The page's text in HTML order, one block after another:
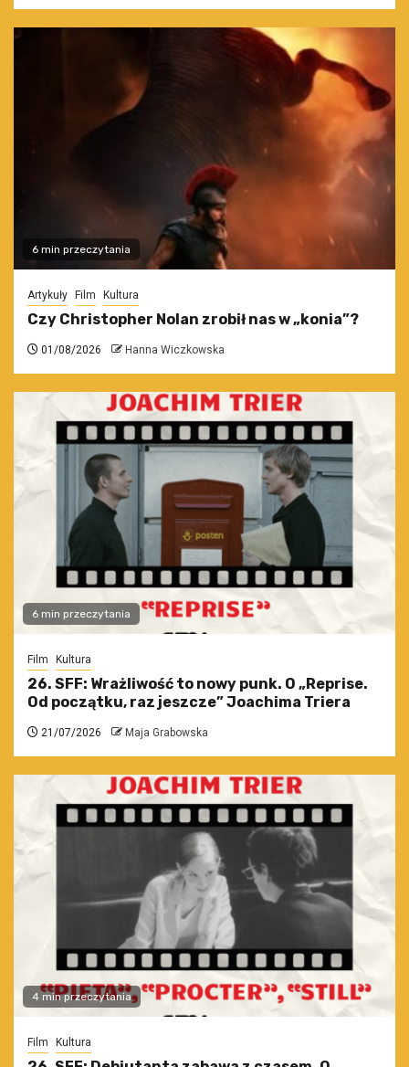
6 min przeczytania
Artykuły Film Kultura
Czy Christopher Nolan zrobił nas w „konia”?
01/08/2026 Hanna Wiczkowska
6 min przeczytania
Film Kultura
26. SFF: Wrażliwość to nowy punk. O „Reprise.
Od początku, raz jeszcze” Joachima Triera
21/07/2026 Maja Grabowska
4 min przeczytania
Film Kultura